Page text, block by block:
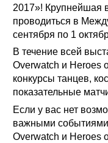
2017»! Крупнейшая
проводиться в
сентября по 1
В течение всей
Overwatch и Heroes
конкурсы танцев,
показательные
Если у вас нет
важными событиями
Overwatch и Heroes